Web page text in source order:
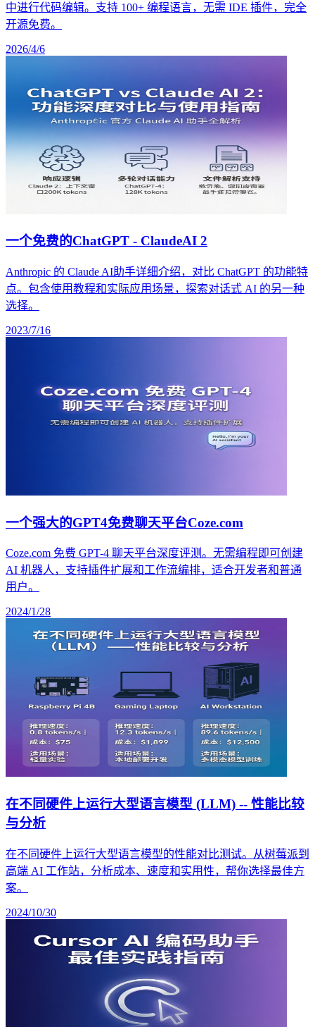
中进行代码编辑。支持 100+ 编程语言，无需 IDE 插件，完全
开源免费。
2026/4/6
一个免费的ChatGPT - ClaudeAI 2
Anthropic 的 Claude AI助手详细介绍，对比 ChatGPT 的功能特
点。包含使用教程和实际应用场景，探索对话式 AI 的另一种
选择。
2023/7/16
一个强大的GPT4免费聊天平台Coze.com
Coze.com 免费 GPT-4 聊天平台深度评测。无需编程即可创建
AI 机器人，支持插件扩展和工作流编排，适合开发者和普通
用户。
2024/1/28
在不同硬件上运行大型语言模型 (LLM) -- 性能比较
与分析
在不同硬件上运行大型语言模型的性能对比测试。从树莓派到
高端 AI 工作站，分析成本、速度和实用性，帮你选择最佳方
案。
2024/10/30